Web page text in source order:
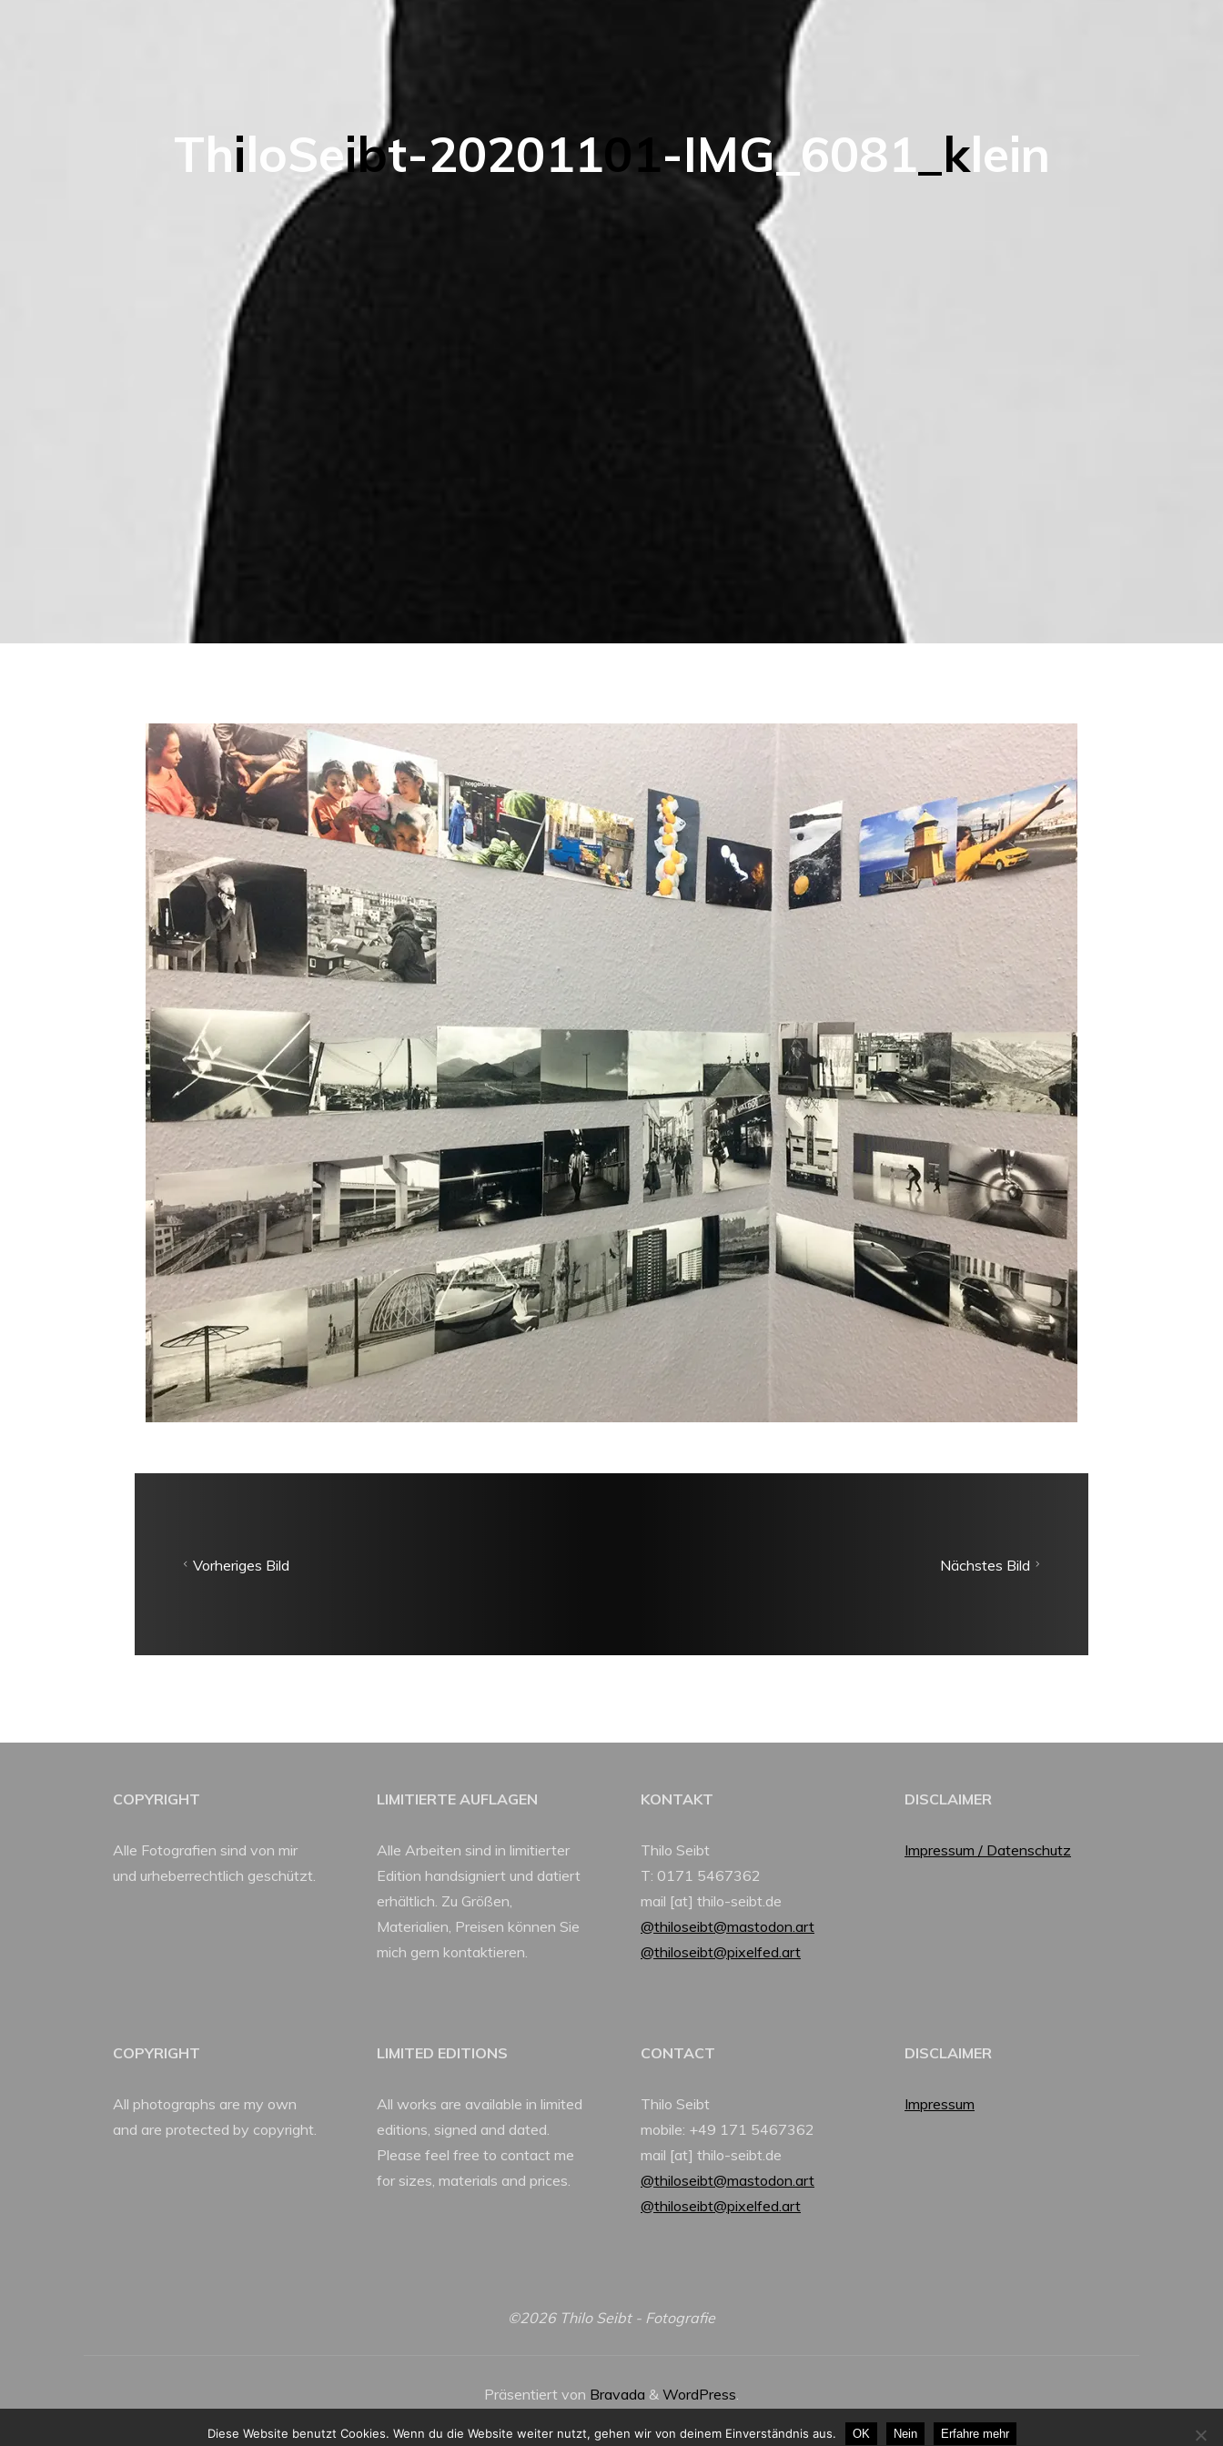
ThiloSeibt-20201101-IMG_6081 klein
Vorheriges Bild Nächstes Bild
COPYRIGHT
Alle Fotografien sind von mir
und urheberrechtlich geschützt.
LIMITIERTE AUFLAGEN
Alle Arbeiten sind in limitierter
Edition handsigniert und datiert
erhältlich. Zu Größen,
Materialien, Preisen können Sie
mich gern kontaktieren.
KONTAKT
Thilo Seibt
T: 0171 5467362
mail [at] thilo-seibt.de
@thiloseibt@mastodon.art
@thiloseibt@pixelfed.art
DISCLAIMER
Impressum / Datenschutz
COPYRIGHT
All photographs are my own
and are protected by copyright.
LIMITED EDITIONS
All works are available in limited
editions, signed and dated.
Please feel free to contact me
for sizes, materials and prices.
CONTACT
Thilo Seibt
mobile: +49 171 5467362
mail [at] thilo-seibt.de
@thiloseibt@mastodon.art
@thiloseibt@pixelfed.art
DISCLAIMER
Impressum
©2026 Thilo Seibt - Fotografie
Präsentiert von Bravada & WordPress.
Diese Website benutzt Cookies. Wenn du die Website weiter nutzt, gehen wir von deinem Einverständnis aus. OK Nein Erfahre mehr